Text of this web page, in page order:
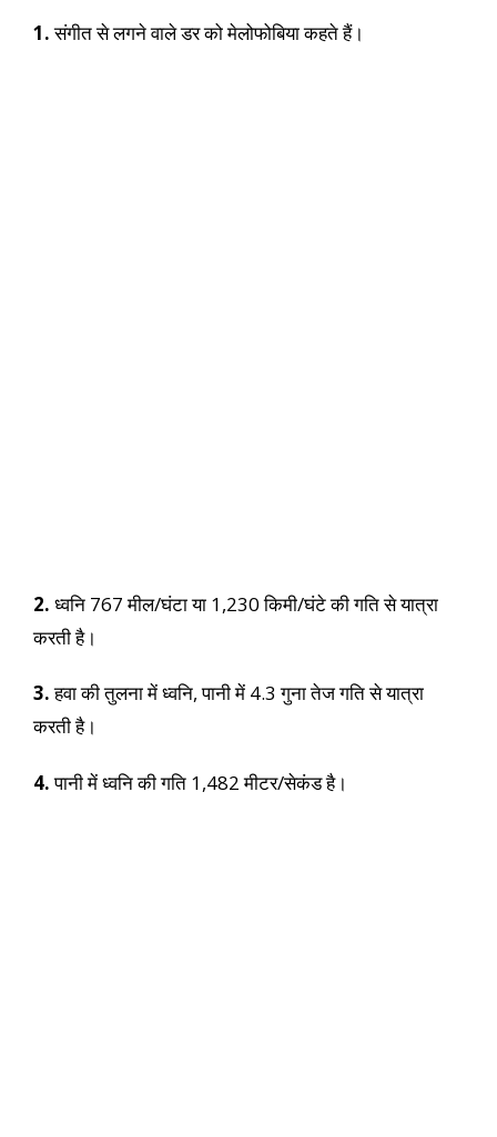
1.संगीत से लगने वाले डर को मेलोफोबिया कहते हैं।
2. ध्वनि 767 मील/घंटा या 1,230 किमी/घंटे की गति से यात्रा
करती है।
3.हवा की तुलना में ध्वनि, पानी में 4.3 गुना तेज गति से यात्रा
करती है।
4.पानी में ध्वनि की गति 1,482 मीटर/सेकंड है।